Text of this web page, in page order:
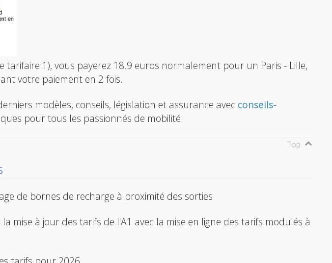
tarifaire 1), vous payerez 18.9 euros normalement pour un Paris - Lille,
votre paiement en 2 fois.
modèles, conseils, législation et assurance avec conseils-
pour tous les passionnés de mobilité.
Top
de bornes de recharge à proximité des sorties
mise à jour des tarifs de l'A1 avec la mise en ligne des tarifs modulés à